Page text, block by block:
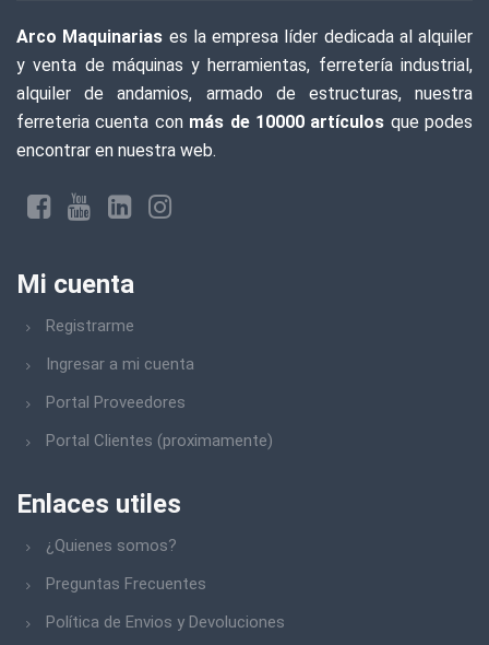
Arco Maquinarias es la empresa líder dedicada al alquiler
y venta de máquinas y herramientas, ferretería industrial,
alquiler de andamios, armado de estructuras, nuestra
ferreteria cuenta con más de 10000 artículos que podes
encontrar en nuestra web.
Mi cuenta
Registrarme
Ingresar a mi cuenta
Portal Proveedores
Portal Clientes (proximamente)
Enlaces utiles
¿Quienes somos?
Preguntas Frecuentes
Política de Envios y Devoluciones